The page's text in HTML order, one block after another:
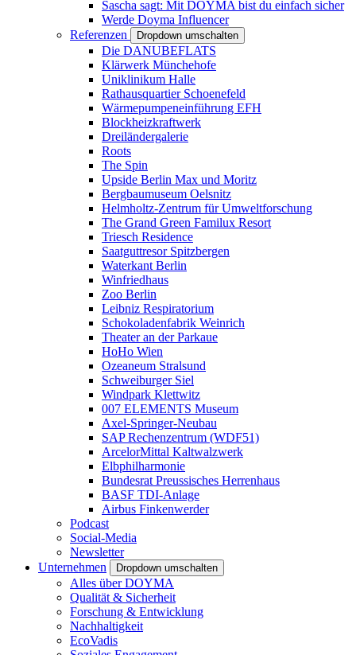
Sascha sagt: Mit DOYMA bist du einfach sicher
Werde Doyma Influencer
Referenzen
Dropdown umschalten
Die DANUBEFLATS
Klärwerk Münchehofe
Uniklinikum Halle
Rathausquartier Schoenefeld
Wärmepumpeneinführung EFH
Blockheizkraftwerk
Dreiländergalerie
Roots
The Spin
Upside Berlin Max und Moritz
Bergbaumuseum Oelsnitz
Helmholtz-Zentrum für Umweltforschung
The Grand Green Familux Resort
Triesch Residence
Saatguttresor Spitzbergen
Waterkant Berlin
Winfriedhaus
Zoo Berlin
Leibniz Respiratorium
Schokoladenfabrik Weinrich
Theater an der Parkaue
HoHo Wien
Ozeaneum Stralsund
Schweiburger Siel
Windpark Klettwitz
007 ELEMENTS Museum
Axel-Springer-Neubau
SAP Rechenzentrum (WDF51)
ArcelorMittal Kaltwalzwerk
Elbphilharmonie
Bundesrat Preussisches Herrenhaus
BASF TDI-Anlage
Airbus Finkenwerder
Podcast
Social-Media
Newsletter
Unternehmen
Dropdown umschalten
Alles über DOYMA
Qualität & Sicherheit
Forschung & Entwicklung
Nachhaltigkeit
EcoVadis